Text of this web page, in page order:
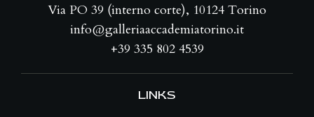
Via PO 39 (interno corte), 10124 Torino
info@galleriaaccademiatorino.it
+39 335 802 4539
LINKS